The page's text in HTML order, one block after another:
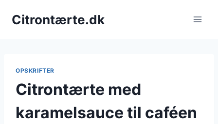
Citrontærte.dk
OPSKRIFTER
Citrontærte med
karamelsauce til caféen